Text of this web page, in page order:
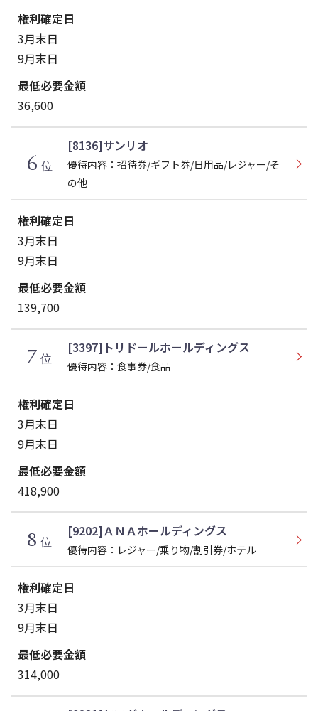
3月末日
9月末日
36,600
6 位
[8136]サンリオ
優待内容：招待券/ギフト券/日用品/レジャー/そ
の他
3月末日
9月末日
139,700
7 位
[3397]トリドールホールディングス
優待内容：食事券/食品
3月末日
9月末日
418,900
8 位
[9202]ＡＮＡホールディングス
優待内容：レジャー/乗り物/割引券/ホテル
3月末日
9月末日
314,000